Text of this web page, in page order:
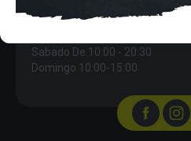
HORARIO
Sabado De 10:00 - 20:30
Domingo 10:00-15:00